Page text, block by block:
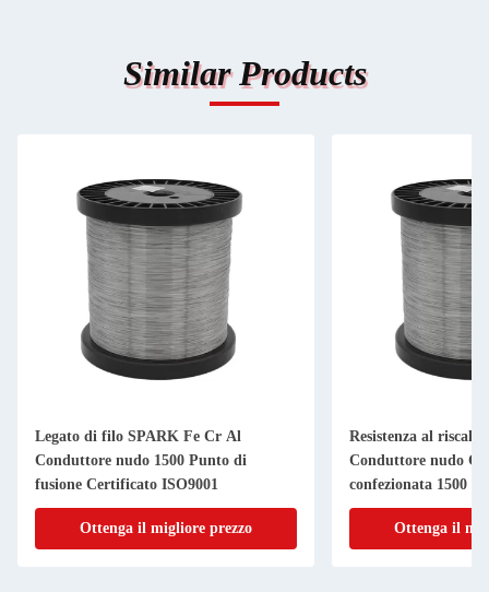
Similar Products
Legato di filo SPARK Fe Cr Al
Conduttore nudo 1500 Punto di
fusione Certificato ISO9001
Ottenga il migliore prezzo
Resistenza al
Conduttore nudo
confezionata 1500
Ottenga il